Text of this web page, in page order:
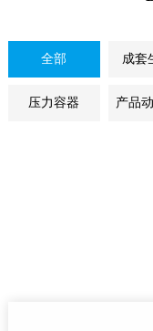
全部 成套
压力容器 产品